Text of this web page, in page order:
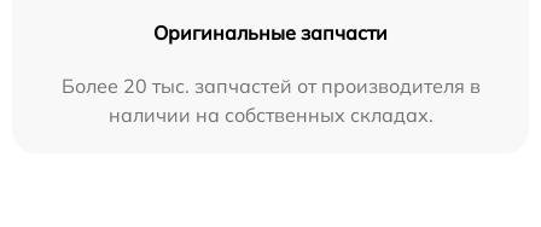
Оригинальные запчасти
Более 20 тыс. запчастей от производителя в
наличии на собственных складах.